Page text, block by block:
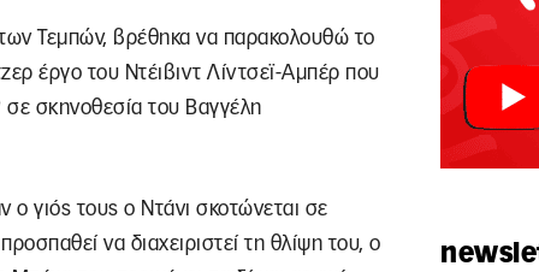
Τεμπών, βρέθηκα να παρακολουθώ το
έργο του Ντέιβιντ Λίντσεϊ-Αμπέρ που
σκηνοθεσία του Βαγγέλη
ο γιός τους ο Ντάνι σκοτώνεται σε
να διαχειριστεί τη θλίψη του, ο